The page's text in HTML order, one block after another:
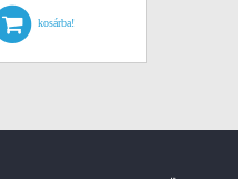
kosárba!